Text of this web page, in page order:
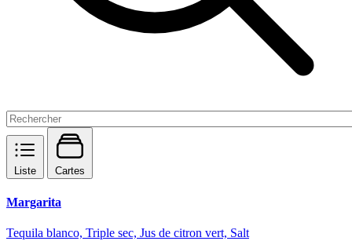
Liste Cartes
Margarita
Tequila blanco, Triple sec, Jus de citron vert, Salt